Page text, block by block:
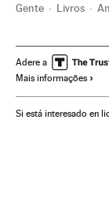
Gente Livros
Espetáculos
Adere a
Mais informações
Si está interesado en